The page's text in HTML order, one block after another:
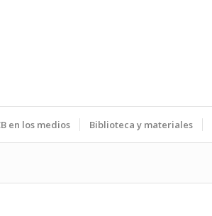
en los medios Biblioteca y materiales